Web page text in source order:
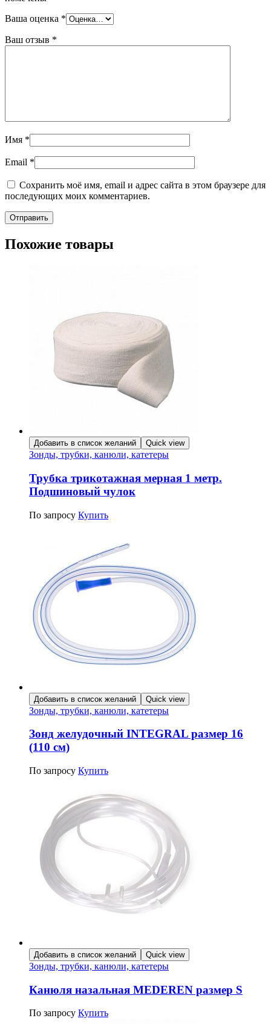
Ваша оценка *
Ваш отзыв *
Имя *
Email *
Сохранить моё имя, email и адрес сайта в этом браузере для
последующих моих комментариев.
Похожие товары
Добавить в список желаний Quick view
Зонды, трубки, канюли, катетеры
Трубка трикотажная мерная 1 метр.
Подшиновый чулок
По запросу Купить
Добавить в список желаний Quick view
Зонды, трубки, канюли, катетеры
Зонд желудочный INTEGRAL размер 16
(110 см)
По запросу Купить
Добавить в список желаний Quick view
Зонды, трубки, канюли, катетеры
Канюля назальная MEDEREN размер S
По запросу Купить